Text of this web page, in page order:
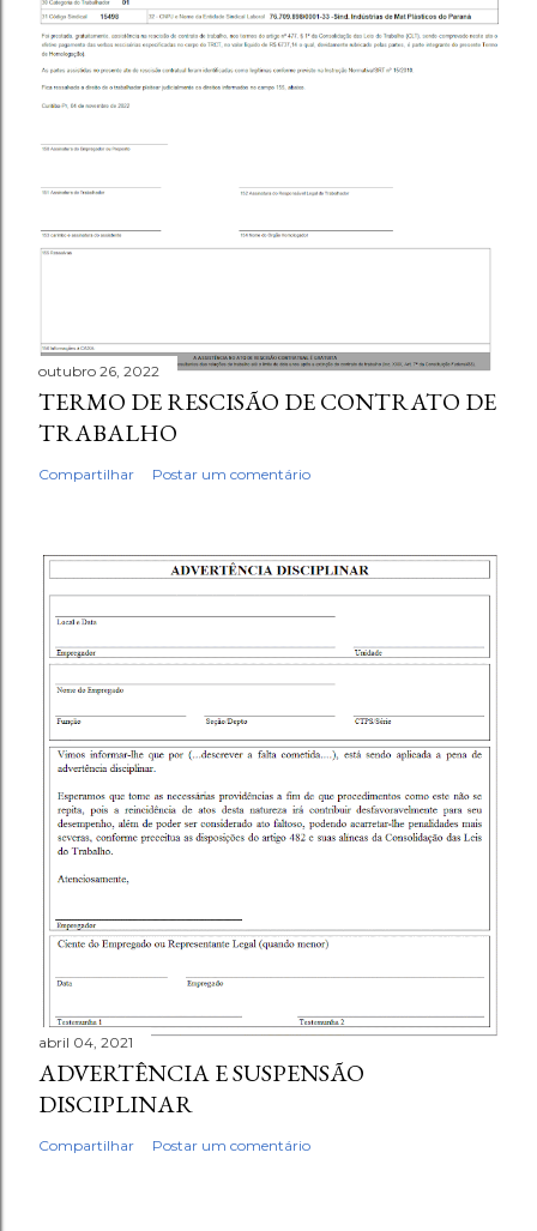
outubro 26, 2022
TERMO DE RESCISÃO DE CONTRATO DE
TRABALHO
Compartilhar Postar um comentário
abril 04, 2021
ADVERTÊNCIA E SUSPENSÃO
DISCIPLINAR
Compartilhar Postar um comentário